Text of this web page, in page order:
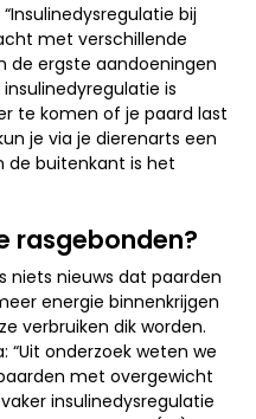
bij
met verschillende
de ergste aandoeningen
is
te komen of je paard last
je via je dierenarts een
de buitenkant is het
rasgebonden?
niets nieuws dat paarden
energie binnenkrijgen
verbruiken dik worden.
“Uit onderzoek weten we
met overgewicht
insulinedysregulatie